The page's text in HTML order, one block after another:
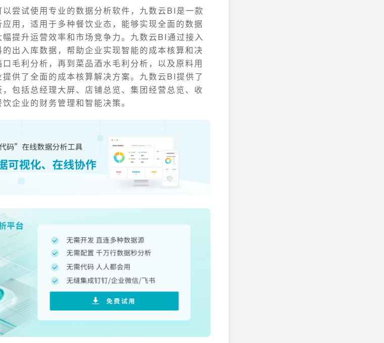
以尝试使用专业的数据分析软件，九数云BI是一款
用，适用于多种餐饮业态，能够实现全面的数据
提升运营效率和市场竞争力。九数云BI通过接入
出入库数据，帮助企业实现智能的成本核算和决
毛利分析，再到菜品酒水毛利分析，以及原料用
供了全面的成本核算解决方案。九数云BI提供了
包括总经理大屏、店铺总览、集团经营总览、收
企业的财务管理和智能决策。